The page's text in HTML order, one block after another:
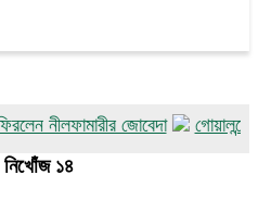
নীলফামারীর জোবেদা
গোয়ালন্দে
নিখোঁজ ১৪